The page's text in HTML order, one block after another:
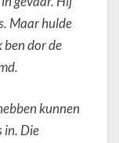
Maar hulde
ben dor de
kunnen
in. Die